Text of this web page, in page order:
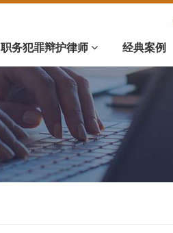
职务犯罪辩护律师 经典案例